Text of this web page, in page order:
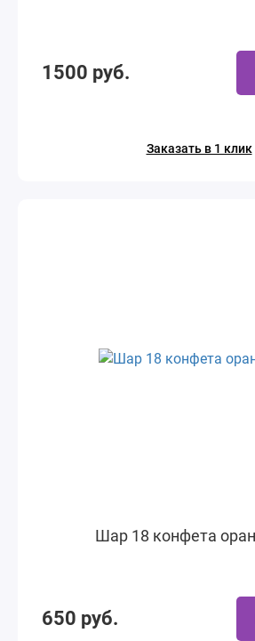
1500 руб.
Заказать в 1 клик
Шар 18 конфета
650 руб.